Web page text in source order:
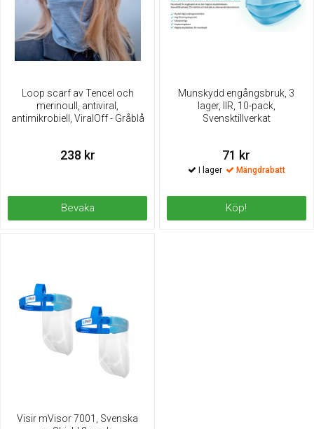
Loop scarf av Tencel och
merinoull, antiviral,
antimikrobiell, ViralOff - Gråblå
238 kr
Bevaka
Munskydd engångsbruk, 3
lager, IIR, 10-pack,
Svensktillverkat
71 kr
Mängdrabatt
Köp!
Visir mVisor 7001, Svenska